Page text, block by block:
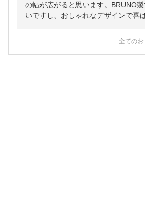
の幅が広がると思います。BRUNO
いですし、おしゃれなデザインで喜
全てのお